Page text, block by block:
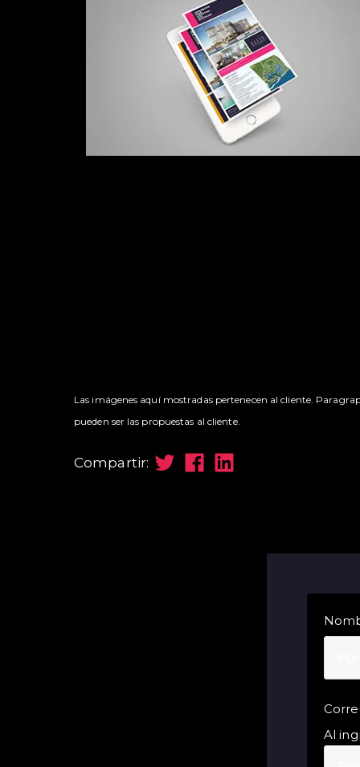
Las imágenes aquí mostradas pertenecen al cliente.
pueden ser las propuestas al cliente.
Compartir:
Al